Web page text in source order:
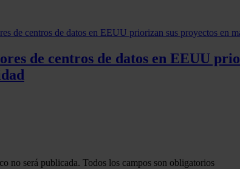
de centros de datos en EEUU
no será publicada. Todos los campos son obligatorios